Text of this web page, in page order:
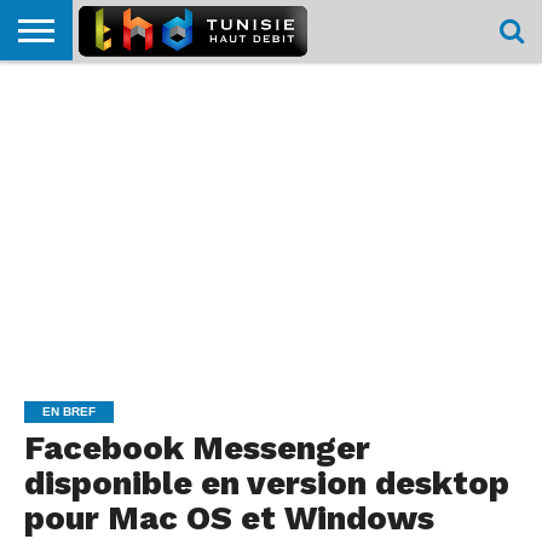
EN BREF
Facebook Messenger
disponible en version desktop
pour Mac OS et Windows